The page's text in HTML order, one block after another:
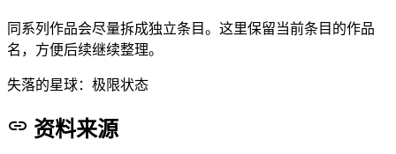
同系列作品会尽量拆成独立条目。这里保留当前条目的作品
名，方便后续继续整理。
失落的星球：极限状态
资料来源